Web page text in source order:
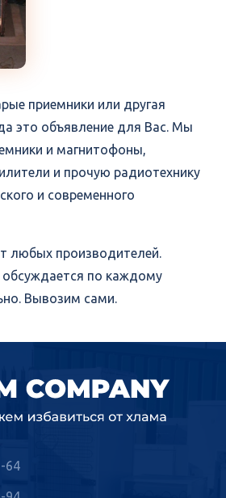
приемники или другая
это объявление для Вас. Мы
и магнитофоны,
и прочую радиотехнику
и современного
любых производителей.
по каждому
Вывозим сами.
64